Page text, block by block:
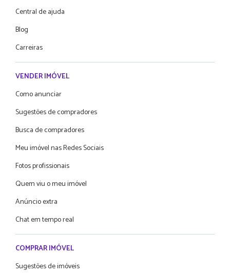
Central de ajuda
Blog
Carreiras
VENDER IMÓVEL
Como anunciar
Sugestões de compradores
Busca de compradores
Meu imóvel nas Redes Sociais
Fotos profissionais
Quem viu o meu imóvel
Anúncio extra
Chat em tempo real
COMPRAR IMÓVEL
Sugestões de imóveis